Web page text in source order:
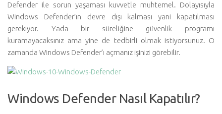
Defender ile sorun yaşaması kuvvetle muhtemel. Dolayısıyla
Windows Defender’ın devre dışı kalması yani kapatılması
gerekiyor. Yada bir süreliğine güvenlik programı
kuramayacaksınız ama yine de tedbirli olmak istiyorsunuz. O
zamanda Windows Defender’ı açmanız işinizi görebilir.
Windows Defender Nasıl Kapatılır?